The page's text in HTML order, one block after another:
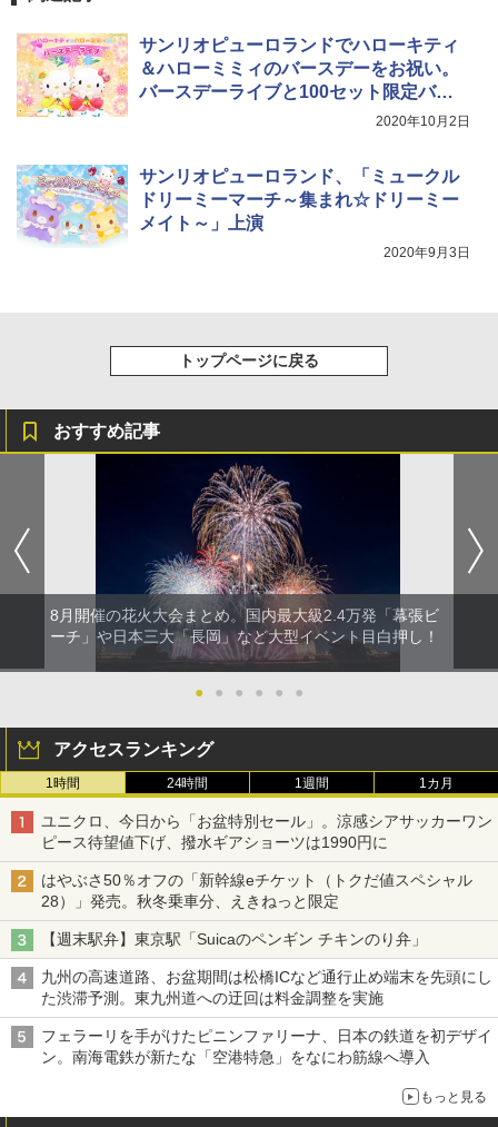
A26 地球の歩き方 チェコ ポーランド スロヴ
ァキア 2026～2027 地球の歩き方A ヨーロッ
￥2,277
広げるだけ パッとサッとテント ブラックコ
ーティング フルクローズ メッシュ 3-4人用
簡単設置 ポップアップテント エクルベージ
ュ(BC仕様) PATC-150B(EB)
[キャンパーズコレクション 山善] 傘みたいに
広げるだけ パッとサッとテント キューブワ
イド ブラックコーティング フルクローズ メ
付き ヒグマ・イノシシ対策 自治体・教育機
関の購入実績 登山・キャンプ・アウトドア・
防災用品 長期保存可能 緊急時用 日本国内発
送
着替えテント トイレテント 透けない【換気
通気窓付き】収納袋付き UVカット 防水 防災
コンパクト iimono117 (ブルー)
サンリオピューロランドでハローキティ
＆ハローミミィのバースデーをお祝い。
バースデーライブと100セット限定バー
2020年10月2日
サンリオピューロランド、「ミュークル
ドリーミーマーチ～集まれ☆ドリーミー
メイト～」上演
2020年9月3日
トップページに戻る
おすすめ記事
8月開催の花火大会まとめ。国内最大級2.4万発「幕張ビ
ーチ」や日本三大「長岡」など大型イベント目白押し！
● ● ● ● ● ●
アクセスランキング
1時間 24時間 1週間 1カ月
ユニクロ、今日から「お盆特別セール」。涼感シアサッカーワン
ピース待望値下げ、撥水ギアショーツは1990円に
はやぶさ50％オフの「新幹線eチケット（トクだ値スペシャル
28）」発売。秋冬乗車分、えきねっと限定
【週末駅弁】東京駅「Suicaのペンギン チキンのり弁」
九州の高速道路、お盆期間は松橋ICなど通行止め端末を先頭にし
た渋滞予測。東九州道への迂回は料金調整を実施
フェラーリを手がけたピニンファリーナ、日本の鉄道を初デザイ
ン。南海電鉄が新たな「空港特急」をなにわ筋線へ導入
もっと見る